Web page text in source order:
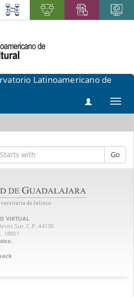
Latinoamericano de
Go
VIRTUAL
Sur. C.P. 44130
3268 8888‏ ext. 18801